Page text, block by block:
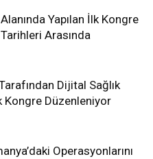
Yapılan İlk Kongre
Arasında
Dijital Sağlık
Kongre Düzenleniyor
Operasyonlarını